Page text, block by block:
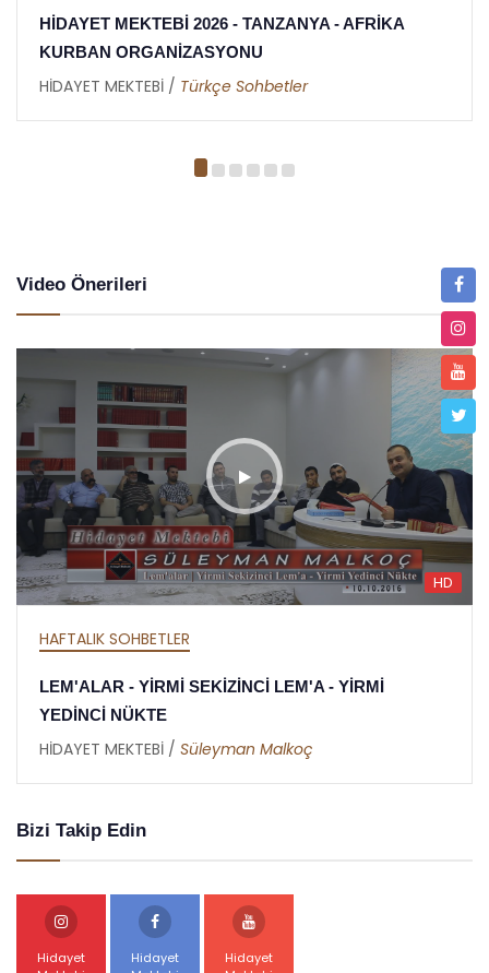
HİDAYET MEKTEBİ 2026 İFTAR
TANZANYA - AFRİKA
HİDAYET MEKTEBİ /
Video Önerileri
HD
YİRMİ
MEKTUBAT - YİRMİ DOKUZUNCU
HİDAYET MEKTEBİ /
Bizi Takip Edin
Hidayet
Hidayet
Hidayet